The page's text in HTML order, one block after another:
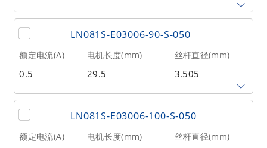
2 1.6 0.04
丝杆导程(mm) 丝杆长度(mm) 额定推力(N
@300RPM)
相数 转子惯量(g•cm²) 重量(kg)
2 1.6 0.04
LN081S-E03006-90-S-050
额定电流(A) 电机长度(mm) 丝杆直径(mm)
0.5 29.5 3.505
丝杆导程(mm) 丝杆长度(mm) 额定推力(N
@300RPM)
LN081S-E03006-100-S-050
额定电流(A) 电机长度(mm) 丝杆直径(mm)